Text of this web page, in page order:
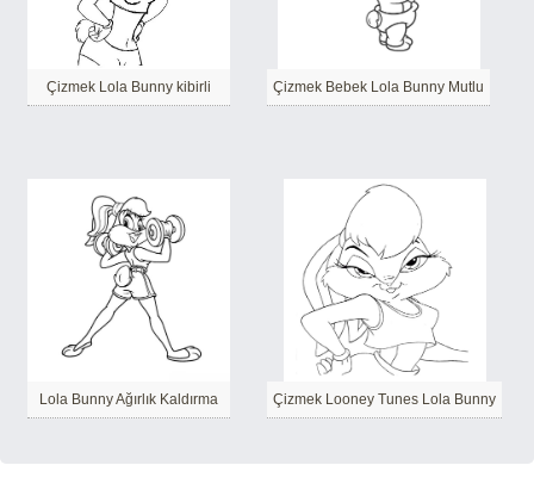
Çizmek Lola Bunny kibirli Çizmek Bebek Lola Bunny Mutlu
Lola Bunny Ağırlık Kaldırma Çizmek Looney Tunes Lola Bunny